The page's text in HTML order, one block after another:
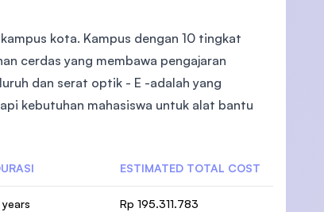
kota. Kampus dengan 10 tingkat
cerdas yang membawa pengajaran
dan serat optik - E -adalah yang
kebutuhan mahasiswa untuk alat bantu
ESTIMATED TOTAL COST
years Rp 195.311.783